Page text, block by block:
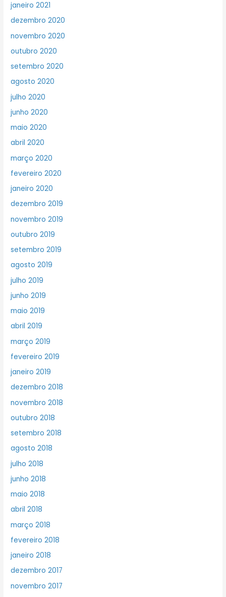
janeiro 2021
dezembro 2020
novembro 2020
outubro 2020
setembro 2020
agosto 2020
julho 2020
junho 2020
maio 2020
abril 2020
março 2020
fevereiro 2020
janeiro 2020
dezembro 2019
novembro 2019
outubro 2019
setembro 2019
agosto 2019
julho 2019
junho 2019
maio 2019
abril 2019
março 2019
fevereiro 2019
janeiro 2019
dezembro 2018
novembro 2018
outubro 2018
setembro 2018
agosto 2018
julho 2018
junho 2018
maio 2018
abril 2018
março 2018
fevereiro 2018
janeiro 2018
dezembro 2017
novembro 2017